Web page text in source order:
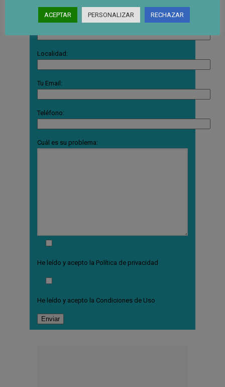
Provincia:
Localidad:
Tu Email:
Teléfono:
Cuál es su problema:
He leído y acepto la Política de privacidad
He leído y acepto la Condiciones de Uso
ACEPTAR PERSONALIZAR RECHAZAR